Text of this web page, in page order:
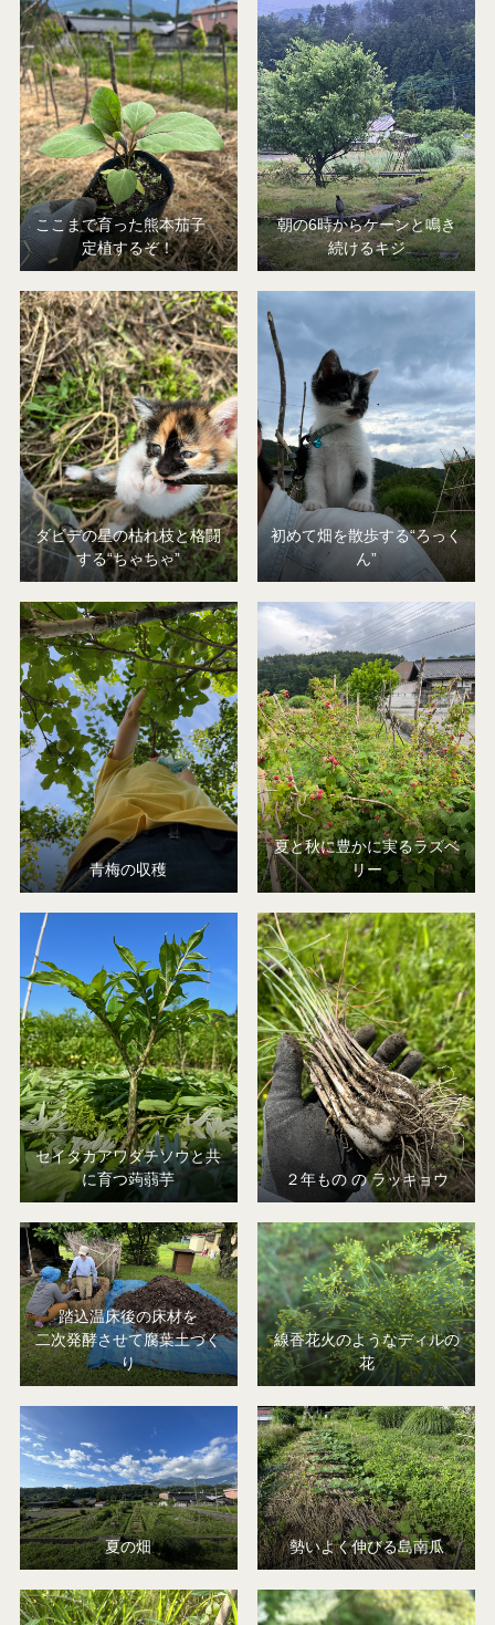
ここまで育った熊本茄子
定植するぞ！
朝の6時からケーンと鳴き
続けるキジ
ダビデの星の枯れ枝と格闘
する“ちゃちゃ”
初めて畑を散歩する“ろっく
ん”
青梅の収穫
夏と秋に豊かに実るラズベ
リー
セイタカアワダチソウと共
に育つ蒟蒻芋
２年もの の ラッキョウ
踏込温床後の床材を
二次発酵させて腐葉土づく
り
線香花火のようなディルの
花
夏の畑 勢いよく伸びる島南瓜